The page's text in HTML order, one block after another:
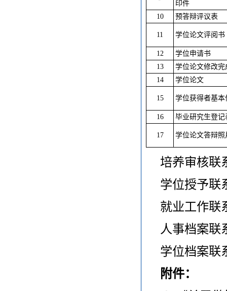
印件
10
预答辩评议表
11 学位论文评阅书
12
学位申请书
13
学位论文修改完
14
学位论文
15 学位获得者基本
16 毕业研究生登记
17 学位论文答辩照
培养审核联
学位授予联
就业工作联
人事档案联
学位档案联
附件：